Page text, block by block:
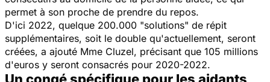
permet à son proche de prendre du repos.
D'ici 2022, quelque 200.000 "solutions" de répit
supplémentaires, soit le double qu'actuellement, seront
créées, a ajouté Mme Cluzel, précisant que 105 millions
d'euros y seront consacrés pour 2020-2022.